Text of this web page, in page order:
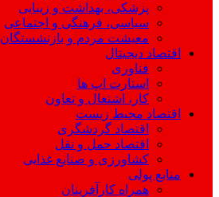
پزشکی، بهداشت و زیبایی
سیاسی، فرهنگی و اجتماعی
معیشت مردم و بازنشستگان
اقتصاد دیجیتال
فناوری
استارت اپ ها
کار، اشتغال و تعاون
اقتصاد محیط زیست
اقتصاد گردشگری
اقتصاد حمل و نقل
کشاورزی و صنایع غذایی
منابع پولی
همراه کارآفرینان